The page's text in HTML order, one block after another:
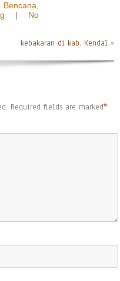
| No
kebakaran di kab. Kendal »
Required fields are marked*